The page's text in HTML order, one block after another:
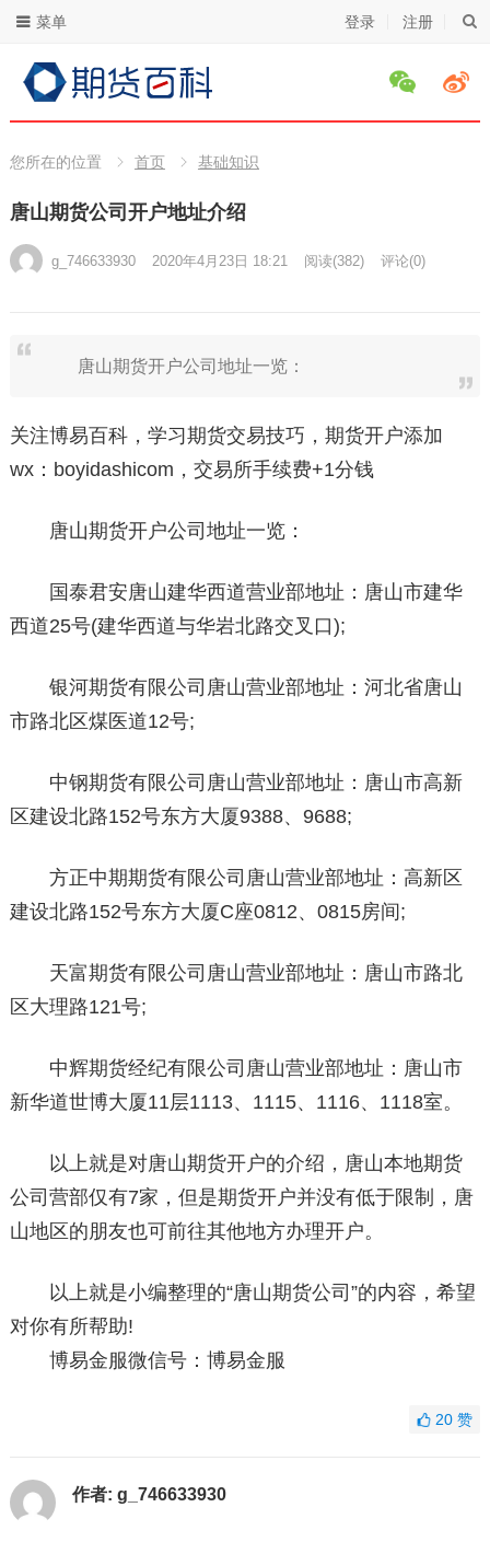
登录 注册
菜单
您所在的位置 首页 基础知识
唐山期货公司开户地址介绍
g_746633930 2020年4月23日 18:21 阅读(382) 评论(0)
唐山期货开户公司地址一览：
关注博易百科，学习期货交易技巧，期货开户添加
wx：boyidashicom，交易所手续费+1分钱
唐山期货开户公司地址一览：
国泰君安唐山建华西道营业部地址：唐山市建华
西道25号(建华西道与华岩北路交叉口);
银河期货有限公司唐山营业部地址：河北省唐山
市路北区煤医道12号;
中钢期货有限公司唐山营业部地址：唐山市高新
区建设北路152号东方大厦9388、9688;
方正中期期货有限公司唐山营业部地址：高新区
建设北路152号东方大厦C座0812、0815房间;
天富期货有限公司唐山营业部地址：唐山市路北
区大理路121号;
中辉期货经纪有限公司唐山营业部地址：唐山市
新华道世博大厦11层1113、1115、1116、1118室。
以上就是对唐山期货开户的介绍，唐山本地期货
公司营部仅有7家，但是期货开户并没有低于限制，唐
山地区的朋友也可前往其他地方办理开户。
以上就是小编整理的“唐山期货公司”的内容，希望
对你有所帮助!
博易金服微信号：博易金服
20赞
作者: g_746633930